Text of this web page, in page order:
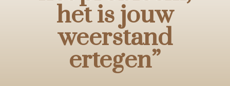
het is jouw
weerstand
ertegen”